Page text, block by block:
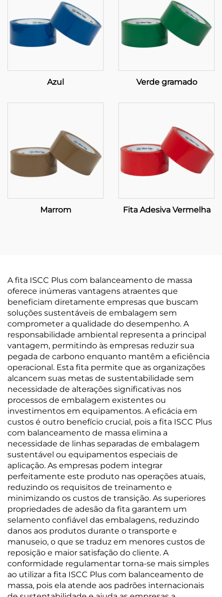
Azul Verde gramado
Marrom Fita Adesiva Vermelha
A fita ISCC Plus com balanceamento de massa
oferece inúmeras vantagens atraentes que
beneficiam diretamente empresas que buscam
soluções sustentáveis de embalagem sem
comprometer a qualidade do desempenho. A
responsabilidade ambiental representa a principal
vantagem, permitindo às empresas reduzir sua
pegada de carbono enquanto mantêm a eficiência
operacional. Esta fita permite que as organizações
alcancem suas metas de sustentabilidade sem
necessidade de alterações significativas nos
processos de embalagem existentes ou
investimentos em equipamentos. A eficácia em
custos é outro benefício crucial, pois a fita ISCC Plus
com balanceamento de massa elimina a
necessidade de linhas separadas de embalagem
sustentável ou equipamentos especiais de
aplicação. As empresas podem integrar
perfeitamente este produto nas operações atuais,
reduzindo os requisitos de treinamento e
minimizando os custos de transição. As superiores
propriedades de adesão da fita garantem um
selamento confiável das embalagens, reduzindo
danos aos produtos durante o transporte e
manuseio, o que se traduz em menores custos de
reposição e maior satisfação do cliente. A
conformidade regulamentar torna-se mais simples
ao utilizar a fita ISCC Plus com balanceamento de
massa, pois ela atende aos padrões internacionais